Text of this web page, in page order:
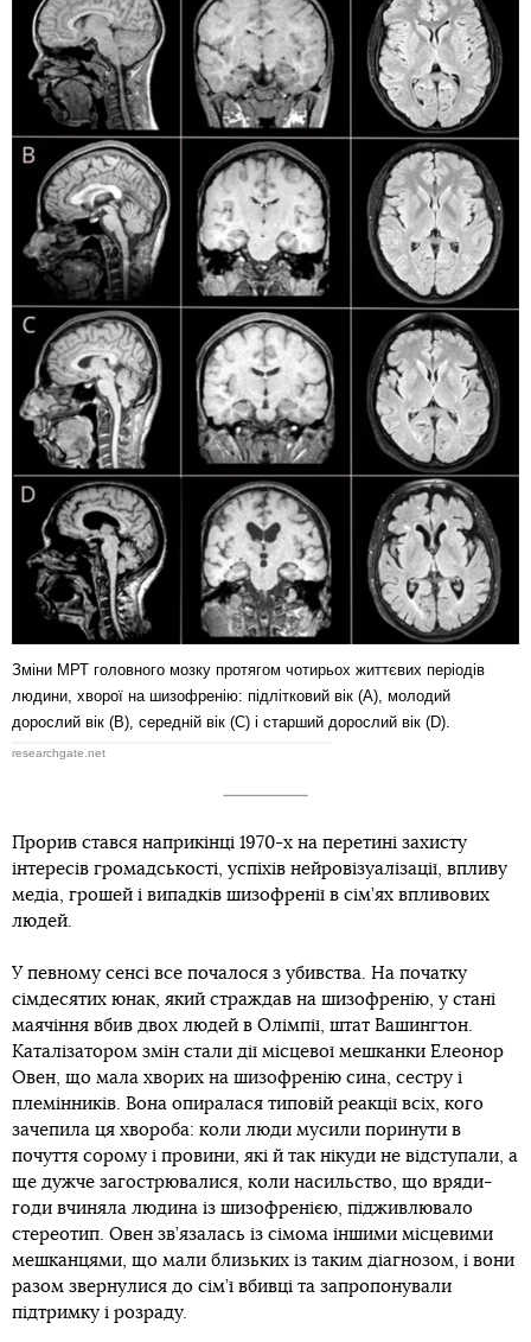
Зміни МРТ головного мозку протягом чотирьох життєвих періодів
людини, хворої на шизофренію: підлітковий вік (A), молодий
дорослий вік (B), середній вік (C) і старший дорослий вік (D).
researchgate.net
Прорив стався наприкінці 1970-х на перетині захисту
інтересів громадськості, успіхів нейровізуалізації, впливу
медіа, грошей і випадків шизофренії в сім’ях впливових
людей.
У певному сенсі все почалося з убивства. На початку
сімдесятих юнак, який страждав на шизофренію, у стані
маячіння вбив двох людей в Олімпії, штат Вашингтон.
Каталізатором змін стали дії місцевої мешканки Елеонор
Овен, що мала хворих на шизофренію сина, сестру і
племінників. Вона опиралася типовій реакції всіх, кого
зачепила ця хвороба: коли люди мусили поринути в
почуття сорому і провини, які й так нікуди не відступали, а
ще дужче загострювалися, коли насильство, що вряди-
годи вчиняла людина із шизофренією, підживлювало
стереотип. Овен зв’язалась із сімома іншими місцевими
мешканцями, що мали близьких із таким діагнозом, і вони
разом звернулися до сім’ї вбивці та запропонували
підтримку і розраду.